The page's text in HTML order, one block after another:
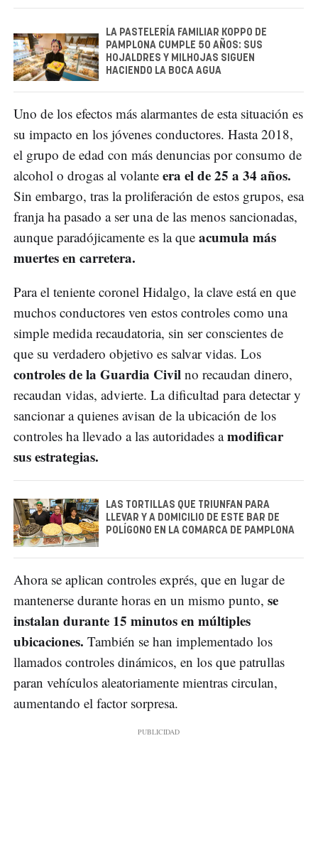
LA PASTELERÍA FAMILIAR KOPPO DE
PAMPLONA CUMPLE 50 AÑOS: SUS
HOJALDRES Y MILHOJAS SIGUEN
HACIENDO LA BOCA AGUA
Uno de los efectos más alarmantes de esta situación es
su impacto en los jóvenes conductores. Hasta 2018,
el grupo de edad con más denuncias por consumo de
alcohol o drogas al volante era el de 25 a 34 años.
Sin embargo, tras la proliferación de estos grupos, esa
franja ha pasado a ser una de las menos sancionadas,
aunque paradójicamente es la que acumula más
muertes en carretera.
Para el teniente coronel Hidalgo, la clave está en que
muchos conductores ven estos controles como una
simple medida recaudatoria, sin ser conscientes de
que su verdadero objetivo es salvar vidas. Los
controles de la Guardia Civil no recaudan dinero,
recaudan vidas, advierte. La dificultad para detectar y
sancionar a quienes avisan de la ubicación de los
controles ha llevado a las autoridades amodificar
sus estrategias.
LAS TORTILLAS QUE TRIUNFAN PARA
LLEVAR Y A DOMICILIO DE ESTE BAR DE
POLÍGONO EN LA COMARCA DE PAMPLONA
Ahora se aplican controles exprés, que en lugar de
mantenerse durante horas en un mismo punto, se
instalan durante 15 minutos en múltiples
ubicaciones. También se han implementado los
llamados controles dinámicos, en los que patrullas
paran vehículos aleatoriamente mientras circulan,
aumentando el factor sorpresa.